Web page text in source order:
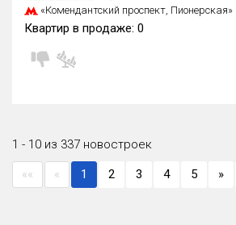
«Комендантский проспект, Пионерская»
Квартир в продаже: 0
1 - 10 из 337 новостроек
«« « 1 2 3 4 5 »